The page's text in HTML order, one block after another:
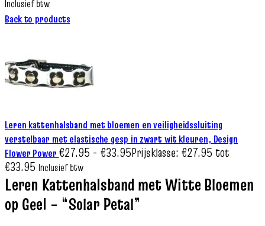
Inclusief btw
Back to products
Leren kattenhalsband met bloemen en veiligheidssluiting
verstelbaar met elastische gesp in zwart wit kleuren, Design
Flower Power €27.95 - €33.95Prijsklasse: €27.95 tot
€33.95 Inclusief btw
Leren Kattenhalsband met Witte Bloemen
op Geel – “Solar Petal”